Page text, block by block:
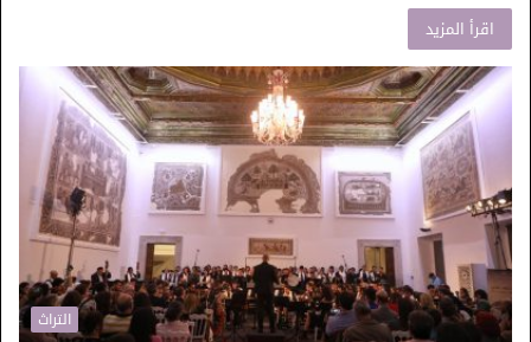
اقرأ المزيد
التراث